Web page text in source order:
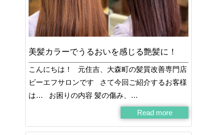
美髪カラーでうるおいを感じる艶髪に！
こんにちは！ 元住吉、大森町の髪質改善専門店
ビーエフサロンです さて今回ご紹介するお客様
は… お困りの内容 髪の傷み、…
Read more